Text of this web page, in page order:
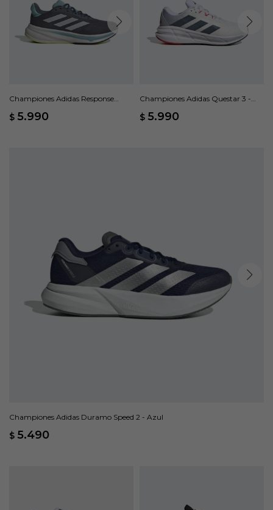
Championes Adidas Response
$ 5.990
Championes Adidas Questar 3 -
$ 5.990
Championes Adidas Duramo Speed 2 - Azul
$ 5.490